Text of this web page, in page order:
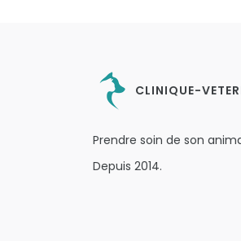
CLINIQUE-
Prendre soin de son
Depuis 2014.